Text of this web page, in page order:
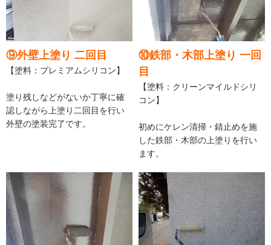
⑨外壁上塗り 二回目
【塗料：プレミアムシリコン】
塗り残しなどがないか丁寧に確
認しながら上塗り二回目を行い
外壁の塗装完了です。
⑩鉄部・木部上塗り 一回
目
【塗料：クリーンマイルドシリ
コン】
初めにケレン清掃・錆止めを施
した鉄部・木部の上塗りを行い
ます。